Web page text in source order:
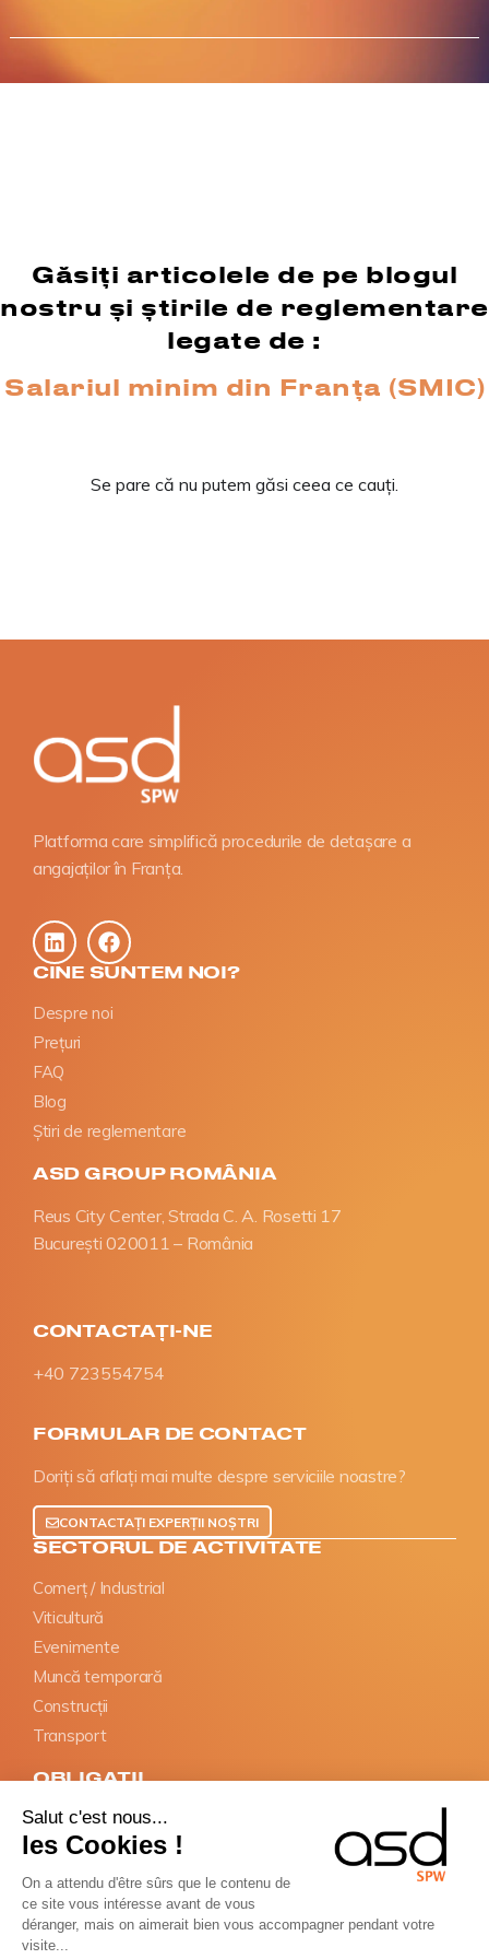
Salut c'est nous...
les Cookies !
On a attendu d'être sûrs que le contenu de
ce site vous intéresse avant de vous
déranger, mais on aimerait bien vous accompagner pendant votre
visite...
Găsiți articolele de pe blogul
nostru și știrile de reglementare
legate de :
Salariul minim din Franța (SMIC)
Se pare că nu putem găsi ceea ce cauți.
Platforma care simplifică procedurile de detașare a
angajaților în Franța.
CINE SUNTEM NOI?
Despre noi
Prețuri
FAQ
Blog
Știri de reglementare
ASD GROUP ROMÂNIA
Reus City Center, Strada C. A. Rosetti 17
București 020011 – România
CONTACTAȚI-NE
+40 723554754
FORMULAR DE CONTACT
Doriți să aflați mai multe despre serviciile noastre?
CONTACTAȚI EXPERȚII NOȘTRI
SECTORUL DE ACTIVITATE
Comerț / Industrial
Viticultură
Evenimente
Muncă temporară
Construcții
Transport
OBLIGAȚII
Declarație SIPSI
Documente de informare
Desemnarea reprezentantului
Card BTP
Copyright © ASD Group 2026 - Toate drepturile